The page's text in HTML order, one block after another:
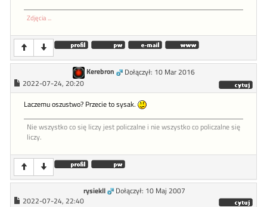
Zdjęcia ...
Kerebron
Dołączył: 10 Mar 2016
2022-07-24, 20:20
Laczemu oszustwo? Przecie to sysak.
Nie wszystko co się liczy jest policzalne i nie wszystko co policzalne się
liczy.
rysiekll
Dołączył: 10 Maj 2007
2022-07-24, 22:40